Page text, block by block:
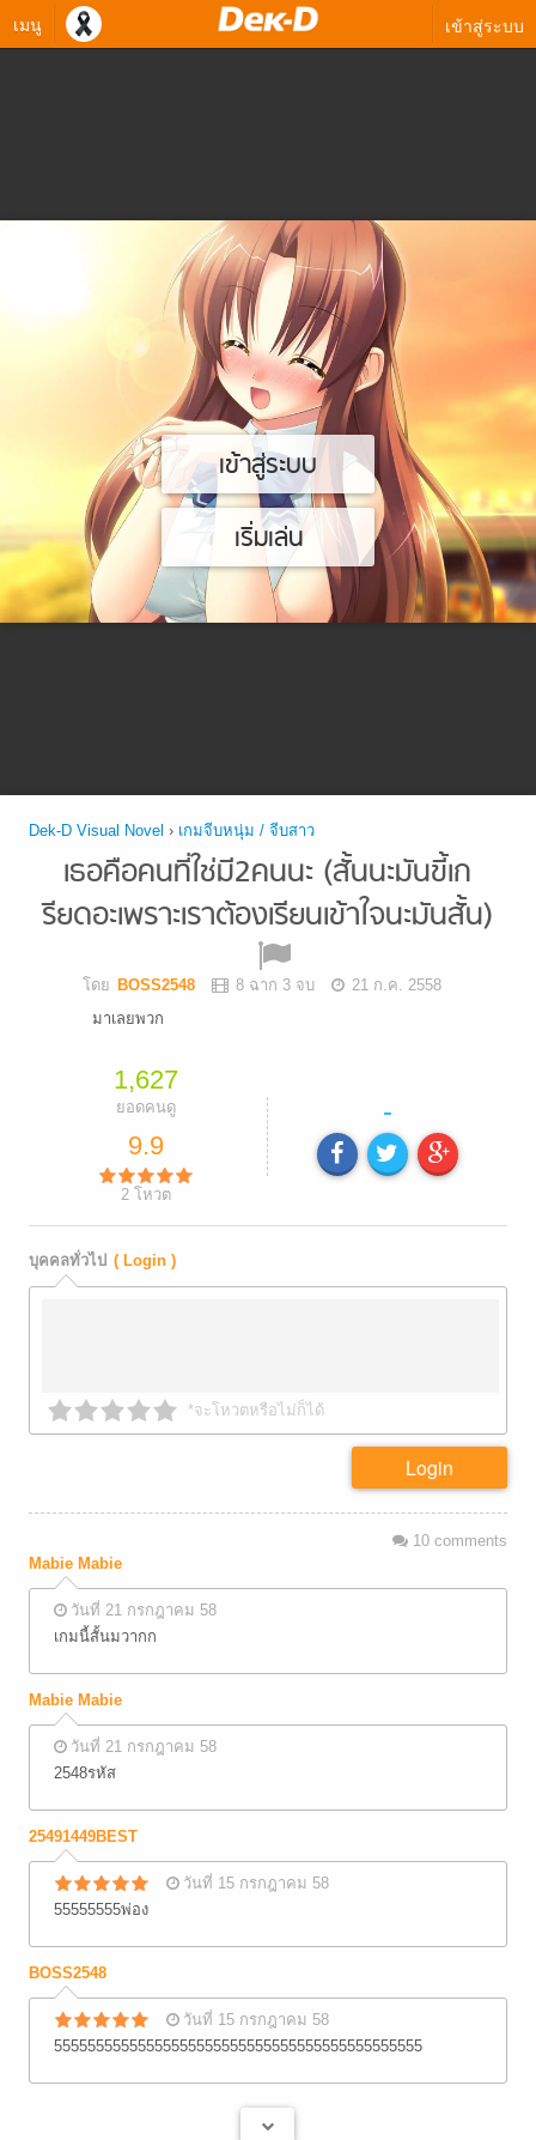
เมนู เข้าสู่ระบบ
เข้าสู่ระบบ
เริ่มเล่น
Dek-D Visual Novel › เกมจีบหนุ่ม / จีบสาว
เธอคือคนที่ใช่มี2คนนะ (สั้นนะมันขี้เก
รียดอะเพราะเราต้องเรียนเข้าใจนะมันสั้น)
โดย BOSS2548 8 ฉาก 3 จบ
21 ก.ค. 2558
มาเลยพวก
1,627
ยอดคนดู
9.9
2โหวต
-
บุคคลทั่วไป ( Login )
*จะโหวตหรือไม่ก็ได้
Login
10comments
Mabie Mabie
วันที่ 21 กรกฎาคม 58
เกมนี้สั้นมวากก
Mabie Mabie
วันที่ 21 กรกฎาคม 58
2548รหัส
25491449BEST
วันที่ 15 กรกฎาคม 58
55555555พ่อง
BOSS2548
วันที่ 15 กรกฎาคม 58
55555555555555555555555555555555555555555555